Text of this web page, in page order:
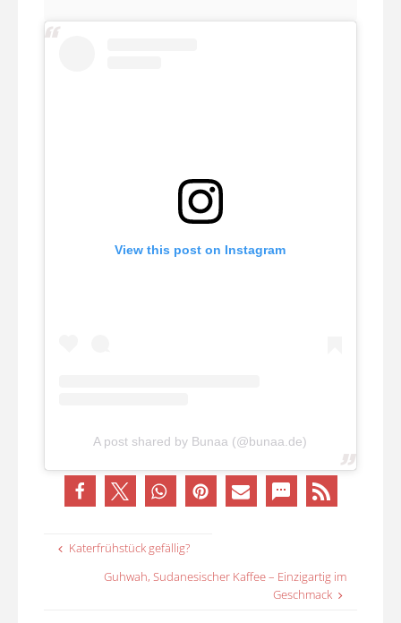
View this post on Instagram
A post shared by Bunaa (@bunaa.de)
Katerfrühstück gefällig?
Guhwah, Sudanesischer Kaffee – Einzigartig im
Geschmack